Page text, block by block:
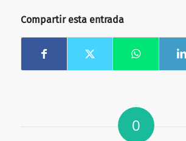
Compartir esta entrada
0